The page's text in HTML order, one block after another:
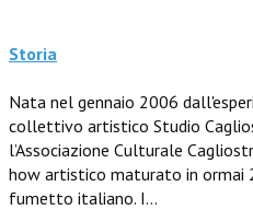
Storia
Nata nel gennaio 2006
collettivo artistico Studio
l’Associazione Culturale
how artistico maturato in ormai
fumetto italiano. I...